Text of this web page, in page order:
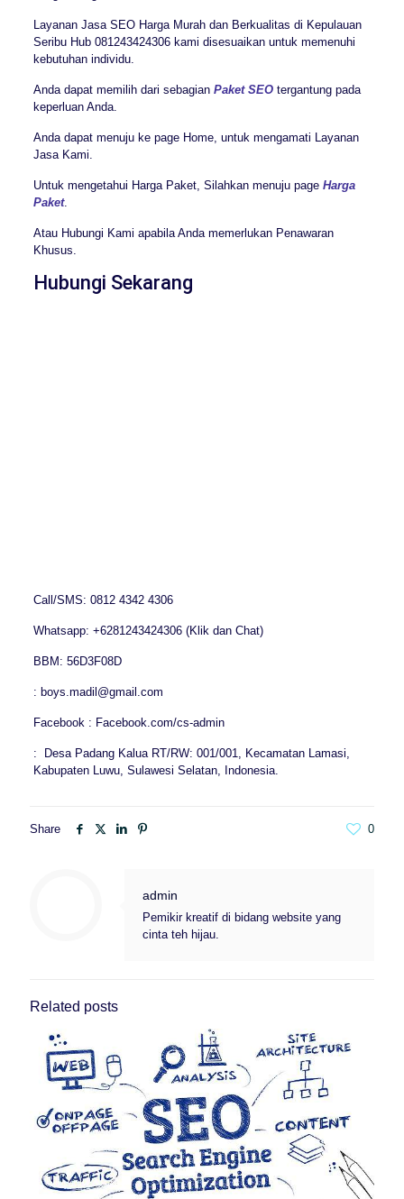
Layanan Jasa SEO Harga Murah dan Berkualitas di Kepulauan
Seribu Hub 081243424306 kami disesuaikan untuk memenuhi
kebutuhan individu.
Anda dapat memilih dari sebagian Paket SEOtergantung pada
keperluan Anda.
Anda dapat menuju ke page Home, untuk mengamati Layanan
Jasa Kami.
Untuk mengetahui Harga Paket, Silahkan menuju page Harga
Paket.
Atau Hubungi Kami apabila Anda memerlukan Penawaran
Khusus.
Hubungi Sekarang
Call/SMS: 0812 4342 4306
Whatsapp: +6281243424306 (Klik dan Chat)
BBM: 56D3F08D
: boys.madil@gmail.com
Facebook : Facebook.com/cs-admin
: Desa Padang Kalua RT/RW: 001/001, Kecamatan Lamasi,
Kabupaten Luwu, Sulawesi Selatan, Indonesia.
Share 0
admin
Pemikir kreatif di bidang website yang
cinta teh hijau.
Related posts